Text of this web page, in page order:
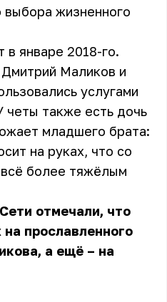
выбора жизненного
в январе 2018-го.
Маликов и
услугами
четы также есть дочь
младшего брата:
на руках, что со
более тяжёлым
отмечали, что
прославленного
а ещё – на